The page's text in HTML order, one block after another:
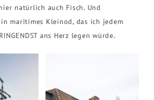
natürlich auch Fisch. Und
maritimes Kleinod, das ich jedem
ans Herz legen würde.